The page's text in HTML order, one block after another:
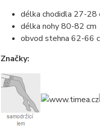
délka chodidla 27-28
délka nohy 80-82 cm
obvod stehna 62-66
Značky: